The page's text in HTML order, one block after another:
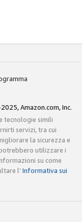
Amazon.com, Inc.
tecnologie simili
servizi, tra cui
la sicurezza e
utilizzare i
su come
l’Informativa sui